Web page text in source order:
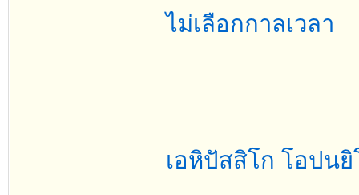
ไม่เลือกกาลเวลา
เอหิปัสสิโก โอปน